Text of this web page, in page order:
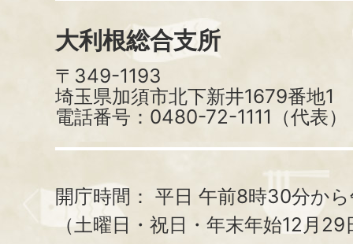
大利根総合支所
〒349-1193
埼玉県加須市北下新井1679番地1
電話番号：0480-72-1111（代表）
開庁時間： 平日 午前8時30分か
（土曜日・祝日・年末年始12月